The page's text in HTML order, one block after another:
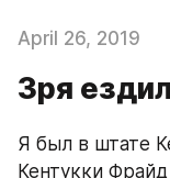
April 26, 2019
Зря
Я был в штате
Кентукки